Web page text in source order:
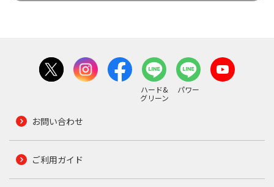
ハード&
グリーン
パワー
お問い合わせ
ご利用ガイド